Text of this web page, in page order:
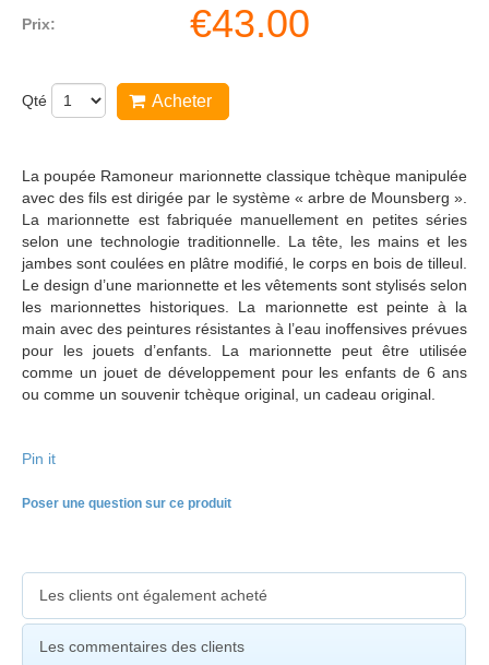
Prix: €43.00
Qté Acheter
La poupée Ramoneur marionnette classique tchèque manipulée
avec des fils est dirigée par le système « arbre de Mounsberg ».
La marionnette est fabriquée manuellement en petites séries
selon une technologie traditionnelle. La tête, les mains et les
jambes sont coulées en plâtre modifié, le corps en bois de tilleul.
Le design d’une marionnette et les vêtements sont stylisés selon
les marionnettes historiques. La marionnette est peinte à la
main avec des peintures résistantes à l’eau inoffensives prévues
pour les jouets d’enfants. La marionnette peut être utilisée
comme un jouet de développement pour les enfants de 6 ans
ou comme un souvenir tchèque original, un cadeau original.
Pin it
Poser une question sur ce produit
Les clients ont également acheté
Les commentaires des clients